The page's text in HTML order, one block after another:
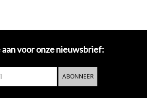
aan voor onze nieuwsbrief:
ABONNEER